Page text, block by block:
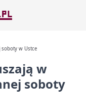
soboty w Ustce
w
soboty